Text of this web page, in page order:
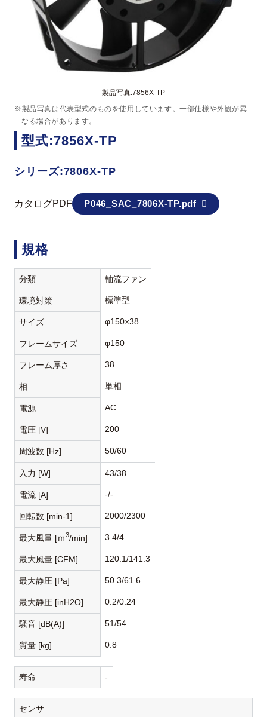
製品写真:7856X-TP
※製品写真は代表型式のものを使用しています。一部仕様や外観が異
なる場合があります。
型式:7856X-TP
シリーズ:7806X-TP
カタログPDF P046_SAC_7806X-TP.pdf
規格
分類 軸流ファン
環境対策 標準型
サイズ φ150×38
フレームサイズ φ150
フレーム厚さ 38
相 単相
電源 AC
電圧 [V] 200
周波数 [Hz] 50/60
入力 [W] 43/38
電流 [A] -/-
回転数 [min-1] 2000/2300
最大風量 [ｍ3/min] 3.4/4
最大風量 [CFM] 120.1/141.3
最大静圧 [Pa] 50.3/61.6
最大静圧 [inH2O] 0.2/0.24
騒音 [dB(A)] 51/54
質量 [kg] 0.8
寿命 -
センサ